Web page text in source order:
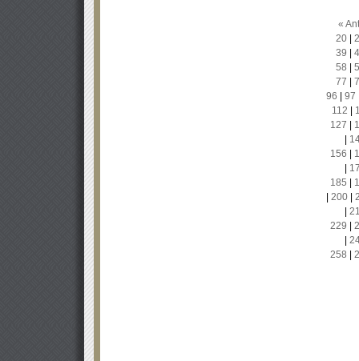
«
20|
39
58
77
96
97
112
127
156
185
200|
229
258